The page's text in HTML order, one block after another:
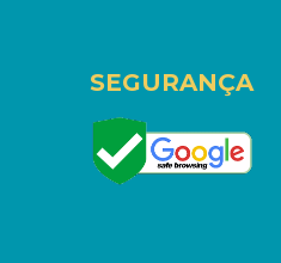
SEGURANÇA